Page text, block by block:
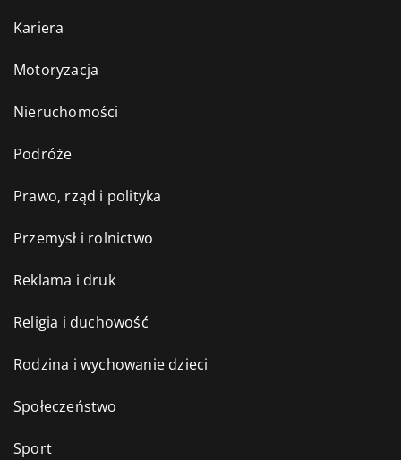
Kariera
Motoryzacja
Nieruchomości
Podróże
Prawo, rząd i polityka
Przemysł i rolnictwo
Reklama i druk
Religia i duchowość
Rodzina i wychowanie dzieci
Społeczeństwo
Sport